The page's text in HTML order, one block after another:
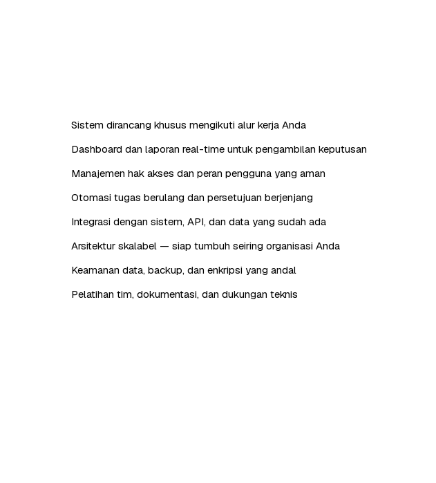
Sistem dirancang khusus mengikuti alur kerja Anda
Dashboard dan laporan real-time untuk pengambilan keputusan
Manajemen hak akses dan peran pengguna yang aman
Otomasi tugas berulang dan persetujuan berjenjang
Integrasi dengan sistem, API, dan data yang sudah ada
Arsitektur skalabel — siap tumbuh seiring organisasi Anda
Keamanan data, backup, dan enkripsi yang andal
Pelatihan tim, dokumentasi, dan dukungan teknis